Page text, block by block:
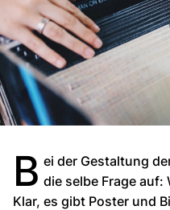
B ei der Gestaltung
die selbe Frage auf:
Klar, es gibt Poster und